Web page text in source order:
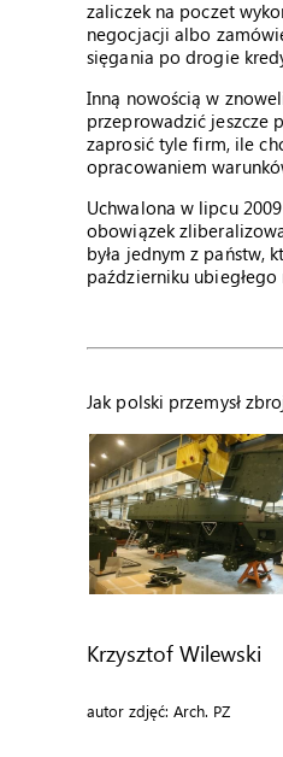
zaliczek na poczet
negocjacji albo
sięgania po drogie
Inną nowością w
przeprowadzić jeszcze
zaprosić tyle firm, ile
opracowaniem
Uchwalona w lipcu
obowiązek
była jednym z państw,
październiku
Jak polski przemysł
Krzysztof Wilewski
autor zdjęć: Arch. PZ